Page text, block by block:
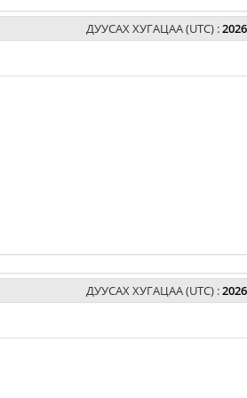
ДУУСАХ ХУГАЦАА (UTC) :
ДУУСАХ ХУГАЦАА (UTC) :